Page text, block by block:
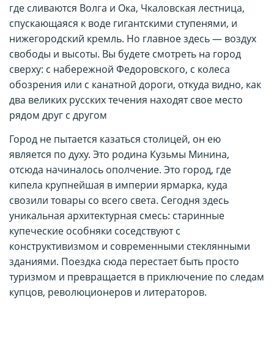
где сливаются Волга и Ока, Чкаловская лестница,
спускающаяся к воде гигантскими ступенями, и
нижегородский кремль. Но главное здесь — воздух
свободы и высоты. Вы будете смотреть на город
сверху: с набережной Федоровского, с колеса
обозрения или с канатной дороги, откуда видно, как
два великих русских течения находят свое место
рядом друг с другом
Город не пытается казаться столицей, он ею
является по духу. Это родина Кузьмы Минина,
отсюда начиналось ополчение. Это город, где
кипела крупнейшая в империи ярмарка, куда
свозили товары со всего света. Сегодня здесь
уникальная архитектурная смесь: старинные
купеческие особняки соседствуют с
конструктивизмом и современными стеклянными
зданиями. Поездка сюда перестает быть просто
туризмом и превращается в приключение по следам
купцов, революционеров и литераторов.